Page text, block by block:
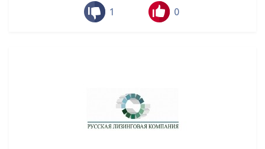
1 0